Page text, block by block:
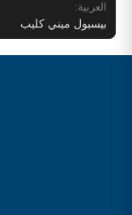
العربية:
بيسبول ميني كليب